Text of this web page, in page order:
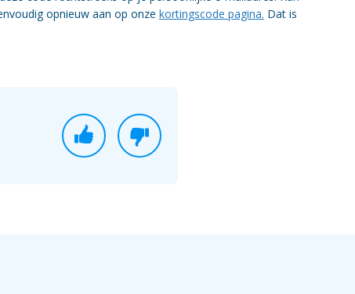
opnieuw aan op onze kortingscode pagina. Dat is